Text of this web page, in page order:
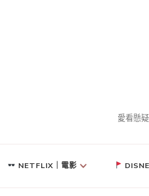
愛看懸
NETFLIX｜電影